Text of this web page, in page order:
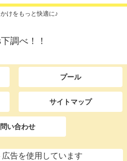
けをもっと快適に♪
調べ！！
プール
サイトマップ
い合わせ
告を使用しています